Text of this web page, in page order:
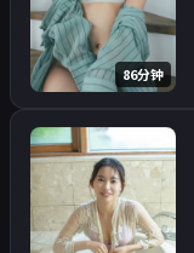
86分钟